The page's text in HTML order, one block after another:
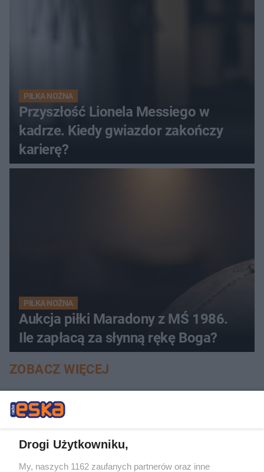
PIŁKA NOŻNA
Przyszłość Lionela Messiego w
kadrze. Kiedy gwiazdor zakończy
karierę?
PIŁKA NOŻNA
Aukcja piłki Maradony z MŚ 1986.
Ile zapłacą za słynną rękę Boga?
ZOBACZ WIĘCEJ
Drogi Użytkowniku,
My, naszych 1162 zaufanych partnerów oraz inne